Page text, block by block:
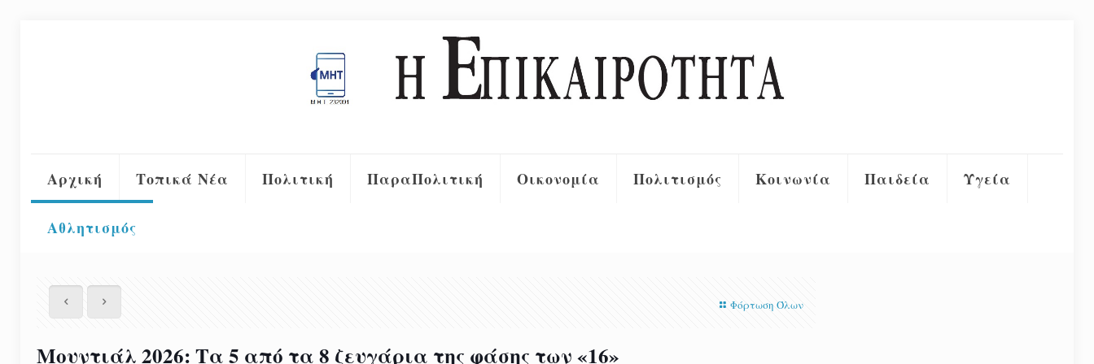
Αρχική Τοπικά Νέα Πολιτική ΠαραΠολιτική Οικονομία Πολιτισμός Κοινωνία Παιδεία Υγεία
Αθλητισμός
Φόρτωση Όλων
Μουντιάλ 2026: Τα 5 από τα 8 ζευγάρια της φάσης των «16»